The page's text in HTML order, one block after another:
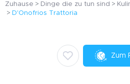
Zuhause Dinge die zu tun sind
D'Onofrios Trattoria
Zum